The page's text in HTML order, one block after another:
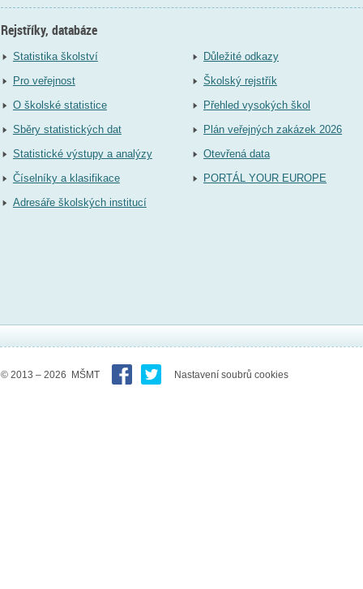
Rejstříky, databáze
Statistika školství
Pro veřejnost
O školské statistice
Sběry statistických dat
Statistické výstupy a analýzy
Číselníky a klasifikace
Adresáře školských institucí
Důležité odkazy
Školský rejstřík
Přehled vysokých škol
Plán veřejných zakázek 2026
Otevřená data
PORTÁL YOUR EUROPE
© 2013 – 2026 MŠMT Nastavení soubrů cookies